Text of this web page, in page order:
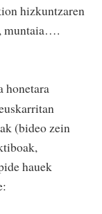
hizkuntzaren
muntaia….
honetara
(bideo zein
hauek